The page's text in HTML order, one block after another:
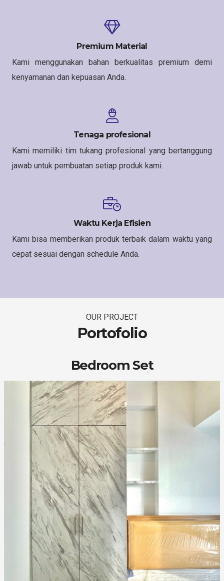
Premium Material
Kami menggunakan bahan berkualitas premium demi
kenyamanan dan kepuasan Anda.
Tenaga profesional
Kami memiliki tim tukang profesional yang bertanggung
jawab untuk pembuatan setiap produk kami.
Waktu Kerja Efisien
Kami bisa memberikan produk terbaik dalam waktu yang
cepat sesuai dengan schedule Anda.
OUR PROJECT
Portofolio
Bedroom Set